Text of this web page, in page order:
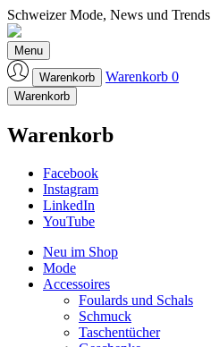
Schweizer Mode, News und Trends
Laufmeter-Shop
Menu
Warenkorb
Warenkorb 0
Warenkorb
Warenkorb
Facebook
Instagram
LinkedIn
YouTube
Neu im Shop
Mode
Accessoires
Foulards und Schals
Schmuck
Taschentücher